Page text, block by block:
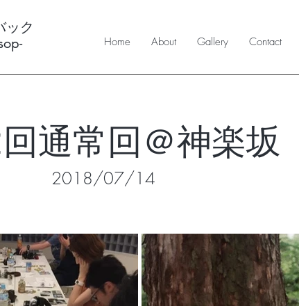
ック
Home About Gallery Contact
通常回＠神楽坂
​​2018/07/14